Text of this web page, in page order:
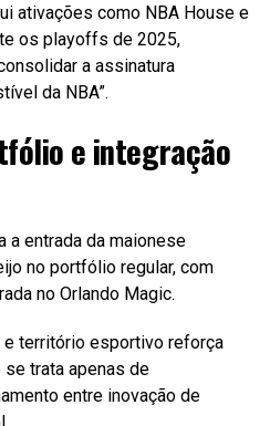
ativações como NBA House e
os playoffs de 2025,
a assinatura
da NBA”.
e integração
a entrada da maionese
no portfólio regular, com
no Orlando Magic.
território esportivo reforça
trata apenas de
entre inovação de